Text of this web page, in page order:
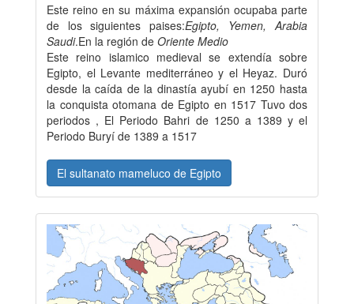
Este reino en su máxima expansión ocupaba parte
de los siguientes paises:Egipto, Yemen, Arabia
Saudi.En la región de Oriente Medio
Este reino islamico medieval se extendía sobre
Egipto, el Levante mediterráneo y el Heyaz. Duró
desde la caída de la dinastía ayubí en 1250 hasta
la conquista otomana de Egipto en 1517 Tuvo dos
periodos , El Periodo Bahri de 1250 a 1389 y el
Periodo Buryí de 1389 a 1517
El sultanato mameluco de Egipto